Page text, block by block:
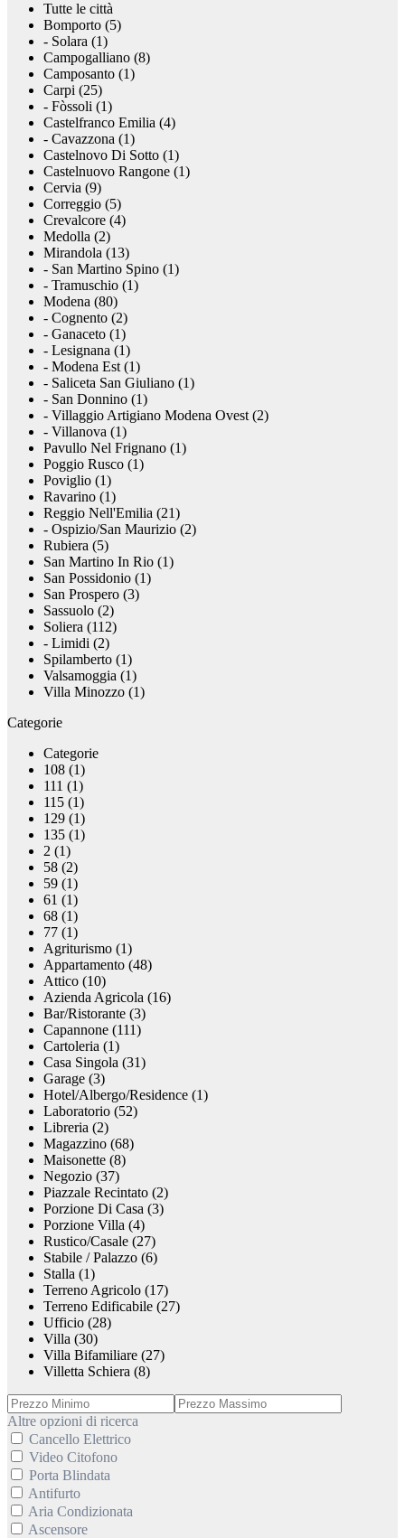
Tutte le città
Bomporto (5)
- Solara (1)
Campogalliano (8)
Camposanto (1)
Carpi (25)
- Fòssoli (1)
Castelfranco Emilia (4)
- Cavazzona (1)
Castelnovo Di Sotto (1)
Castelnuovo Rangone (1)
Cervia (9)
Correggio (5)
Crevalcore (4)
Medolla (2)
Mirandola (13)
- San Martino Spino (1)
- Tramuschio (1)
Modena (80)
- Cognento (2)
- Ganaceto (1)
- Lesignana (1)
- Modena Est (1)
- Saliceta San Giuliano (1)
- San Donnino (1)
- Villaggio Artigiano Modena Ovest (2)
- Villanova (1)
Pavullo Nel Frignano (1)
Poggio Rusco (1)
Poviglio (1)
Ravarino (1)
Reggio Nell'Emilia (21)
- Ospizio/San Maurizio (2)
Rubiera (5)
San Martino In Rio (1)
San Possidonio (1)
San Prospero (3)
Sassuolo (2)
Soliera (112)
- Limidi (2)
Spilamberto (1)
Valsamoggia (1)
Villa Minozzo (1)
Categorie
Categorie
108 (1)
111 (1)
115 (1)
129 (1)
135 (1)
2 (1)
58 (2)
59 (1)
61 (1)
68 (1)
77 (1)
Agriturismo (1)
Appartamento (48)
Attico (10)
Azienda Agricola (16)
Bar/Ristorante (3)
Capannone (111)
Cartoleria (1)
Casa Singola (31)
Garage (3)
Hotel/Albergo/Residence (1)
Laboratorio (52)
Libreria (2)
Magazzino (68)
Maisonette (8)
Negozio (37)
Piazzale Recintato (2)
Porzione Di Casa (3)
Porzione Villa (4)
Rustico/Casale (27)
Stabile / Palazzo (6)
Stalla (1)
Terreno Agricolo (17)
Terreno Edificabile (27)
Ufficio (28)
Villa (30)
Villa Bifamiliare (27)
Villetta Schiera (8)
Altre opzioni di ricerca
Cancello Elettrico
Video Citofono
Porta Blindata
Antifurto
Aria Condizionata
Ascensore